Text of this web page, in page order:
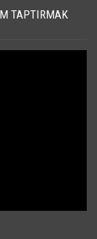
TAPTIRMAK